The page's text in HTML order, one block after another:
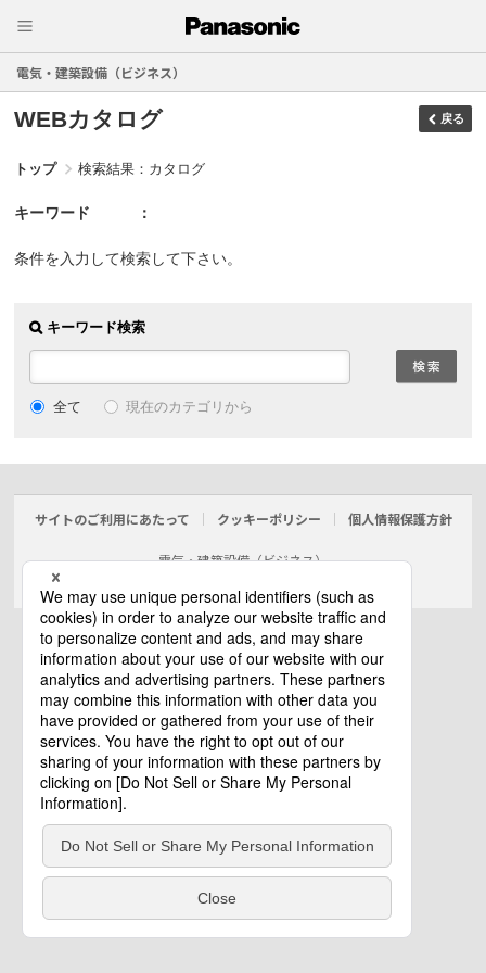
電気・建築設備（ビジネス）
WEBカタログ 戻る
トップ 検索結果：カタログ
キーワード
条件を入力して検索して下さい。
キーワード検索
全て 現在のカテゴリから
サイトのご利用にあたって クッキーポリシー 個人情報保護方針
電気・建築設備（ビジネス）